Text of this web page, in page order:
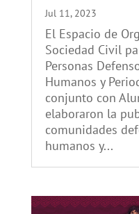
Jul 11, 2023
El Espacio de
Sociedad Civil
Personas
Humanos y
conjunto con
elaboraron la
comunidades
humanos y...